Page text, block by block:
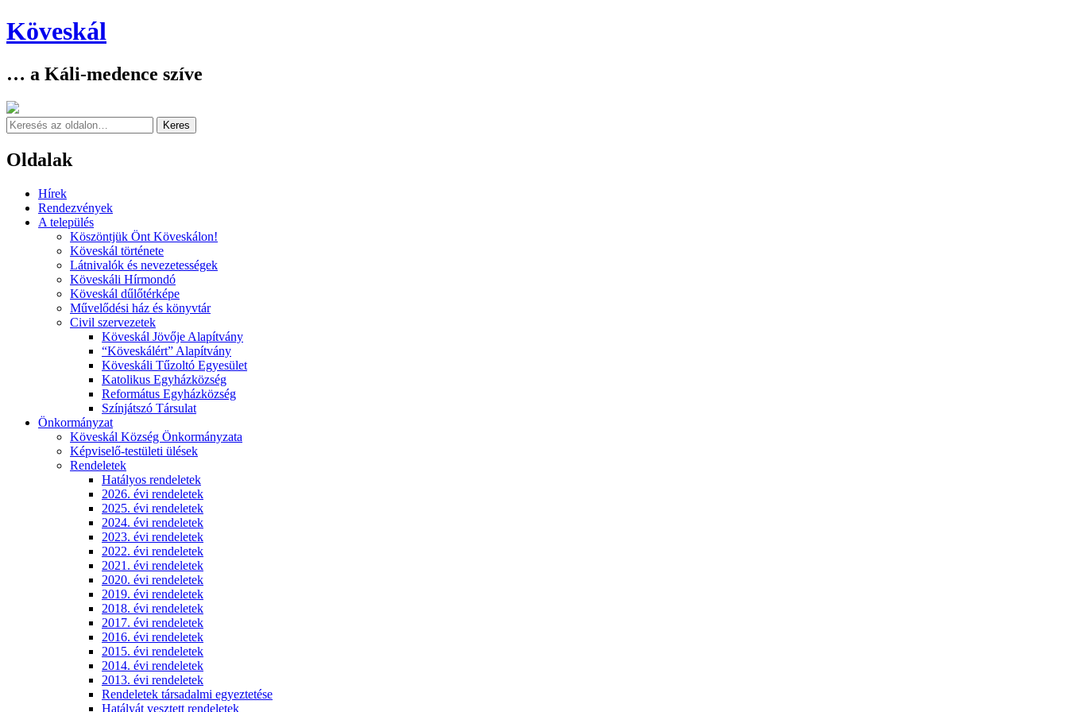
Köveskál
… a Káli-medence szíve
Keresés
Oldalak
Skip
content
Hírek
Rendezvények
A település
Köszöntjük Önt Köveskálon!
Köveskál története
Látnivalók és nevezetességek
Köveskáli Hírmondó
Köveskál dűlőtérképe
Művelődési ház és könyvtár
Civil szervezetek
Köveskál Jövője Alapítvány
“Köveskálért” Alapítvány
Köveskáli Tűzoltó Egyesület
Katolikus Egyházközség
Református Egyházközség
Színjátszó Társulat
Önkormányzat
Köveskál Község Önkormányzata
Képviselő-testületi ülések
Rendeletek
Hatályos rendeletek
2026. évi rendeletek
2025. évi rendeletek
2024. évi rendeletek
2023. évi rendeletek
2022. évi rendeletek
2021. évi rendeletek
2020. évi rendeletek
2019. évi rendeletek
2018. évi rendeletek
2017. évi rendeletek
2016. évi rendeletek
2015. évi rendeletek
2014. évi rendeletek
2013. évi rendeletek
Rendeletek társadalmi egyeztetése
Hatályát vesztett rendeletek